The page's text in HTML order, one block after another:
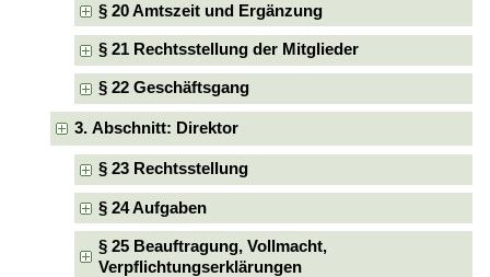
§ 20 Amtszeit und Ergänzung
§ 21 Rechtsstellung der Mitglieder
§ 22 Geschäftsgang
3. Abschnitt: Direktor
§ 23 Rechtsstellung
§ 24 Aufgaben
§ 25 Beauftragung, Vollmacht,
Verpflichtungserklärungen